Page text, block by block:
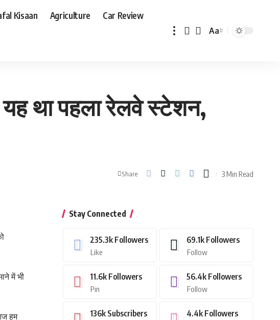
Kisaan Agriculture Car Review
Font
Aa
था पहला रेलवे स्टेशन,
Share 3 Min Read
में भी
हम
Stay Connected
235.3k Followers
Like
69.1k Followers
Follow
11.6k Followers
Pin
56.4k Followers
Follow
136k Subscribers 4.4k Followers